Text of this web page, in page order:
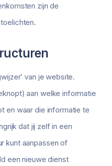
zijn de
van je website.
aan welke informatie
en waar die informatie te
dat jij zelf in een
kunt aanpassen of
een nieuwe dienst